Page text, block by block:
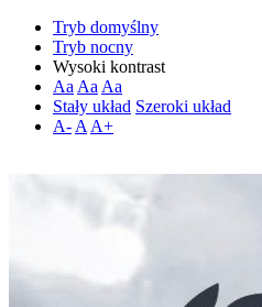
Tryb domyślny
Tryb nocny
Wysoki kontrast
Aa Aa Aa
Stały układ Szeroki układ
A- A A+